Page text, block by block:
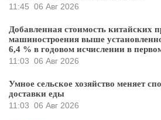
11:45 06 Авг 2026
Добавленная стоимость китайских
машиностроения выше
6,4 % в годовом исчислении в
11:03 06 Авг 2026
Умное сельское хозяйство меняет
доставки еды
11:03 06 Авг 2026